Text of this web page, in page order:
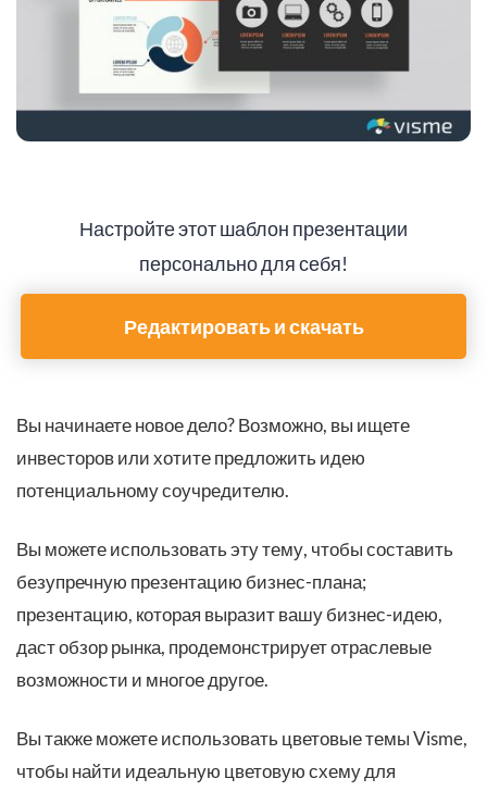
Настройте этот шаблон презентации
персонально для себя!
Редактировать и скачать
Вы начинаете новое дело? Возможно, вы ищете
инвесторов или хотите предложить идею
потенциальному соучредителю.
Вы можете использовать эту тему, чтобы составить
безупречную презентацию бизнес-плана;
презентацию, которая выразит вашу бизнес-идею,
даст обзор рынка, продемонстрирует отраслевые
возможности и многое другое.
Вы также можете использовать цветовые темы Visme,
чтобы найти идеальную цветовую схему для